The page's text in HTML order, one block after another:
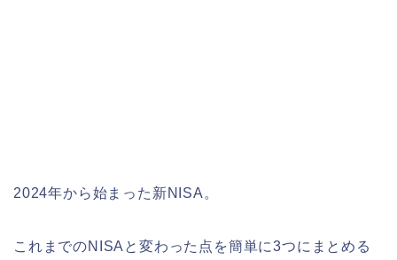
2024年から始まった新NISA。
これまでのNISAと変わった点を簡単に3つにまとめる